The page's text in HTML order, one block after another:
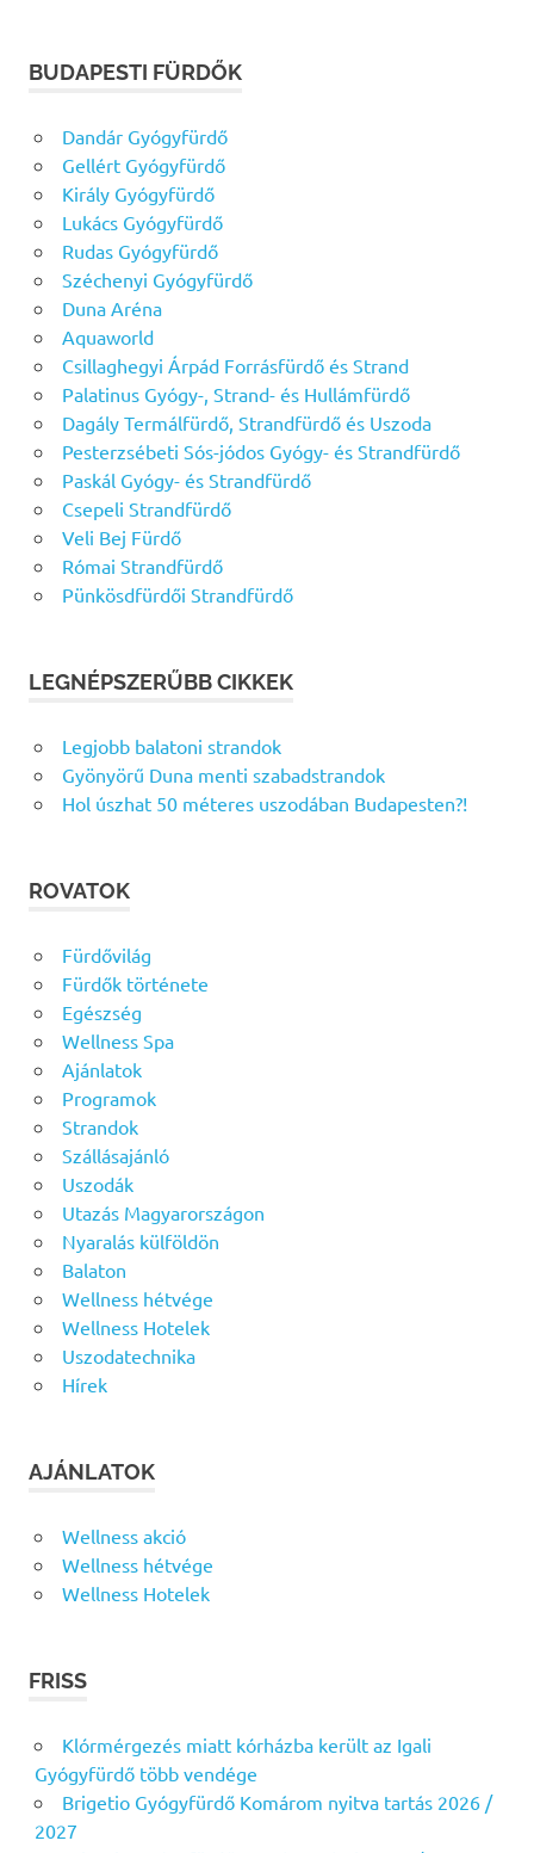
BUDAPESTI FÜRDŐK
Dandár Gyógyfürdő
Gellért Gyógyfürdő
Király Gyógyfürdő
Lukács Gyógyfürdő
Rudas Gyógyfürdő
Széchenyi Gyógyfürdő
Duna Aréna
Aquaworld
Csillaghegyi Árpád Forrásfürdő és Strand
Palatinus Gyógy-, Strand- és Hullámfürdő
Dagály Termálfürdő, Strandfürdő és Uszoda
Pesterzsébeti Sós-jódos Gyógy- és Strandfürdő
Paskál Gyógy- és Strandfürdő
Csepeli Strandfürdő
Veli Bej Fürdő
Római Strandfürdő
Pünkösdfürdői Strandfürdő
LEGNÉPSZERŰBB CIKKEK
Legjobb balatoni strandok
Gyönyörű Duna menti szabadstrandok
Hol úszhat 50 méteres uszodában Budapesten?!
ROVATOK
Fürdővilág
Fürdők története
Egészség
Wellness Spa
Ajánlatok
Programok
Strandok
Szállásajánló
Uszodák
Utazás Magyarországon
Nyaralás külföldön
Balaton
Wellness hétvége
Wellness Hotelek
Uszodatechnika
Hírek
AJÁNLATOK
Wellness akció
Wellness hétvége
Wellness Hotelek
FRISS
Klórmérgezés miatt kórházba került az Igali
Gyógyfürdő több vendége
Brigetio Gyógyfürdő Komárom nyitva tartás 2026 /
2027